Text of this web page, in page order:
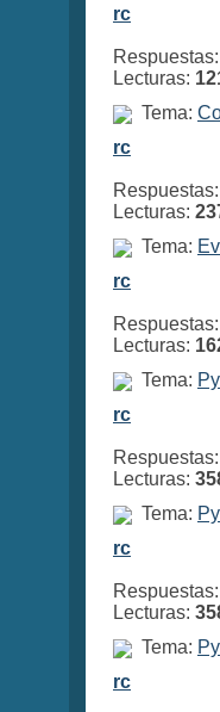
rc
Respuestas:
Lecturas:
Tema:
rc
Respuestas:
Lecturas:
Tema:
rc
Respuestas:
Lecturas:
Tema:
rc
Respuestas:
Lecturas:
Tema:
rc
Respuestas:
Lecturas:
Tema:
rc